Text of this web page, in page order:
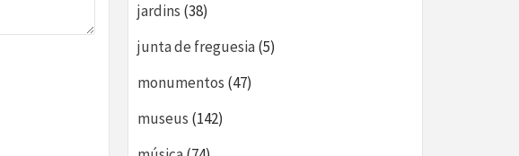
jardins (38)
junta de freguesia(5)
monumentos (47)
museus (142)